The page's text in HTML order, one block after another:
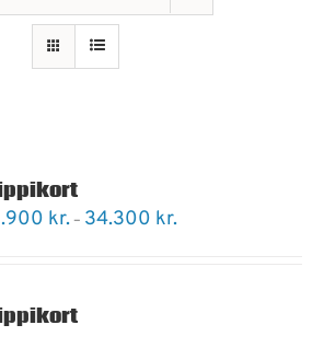
kr.– 34.300 kr.